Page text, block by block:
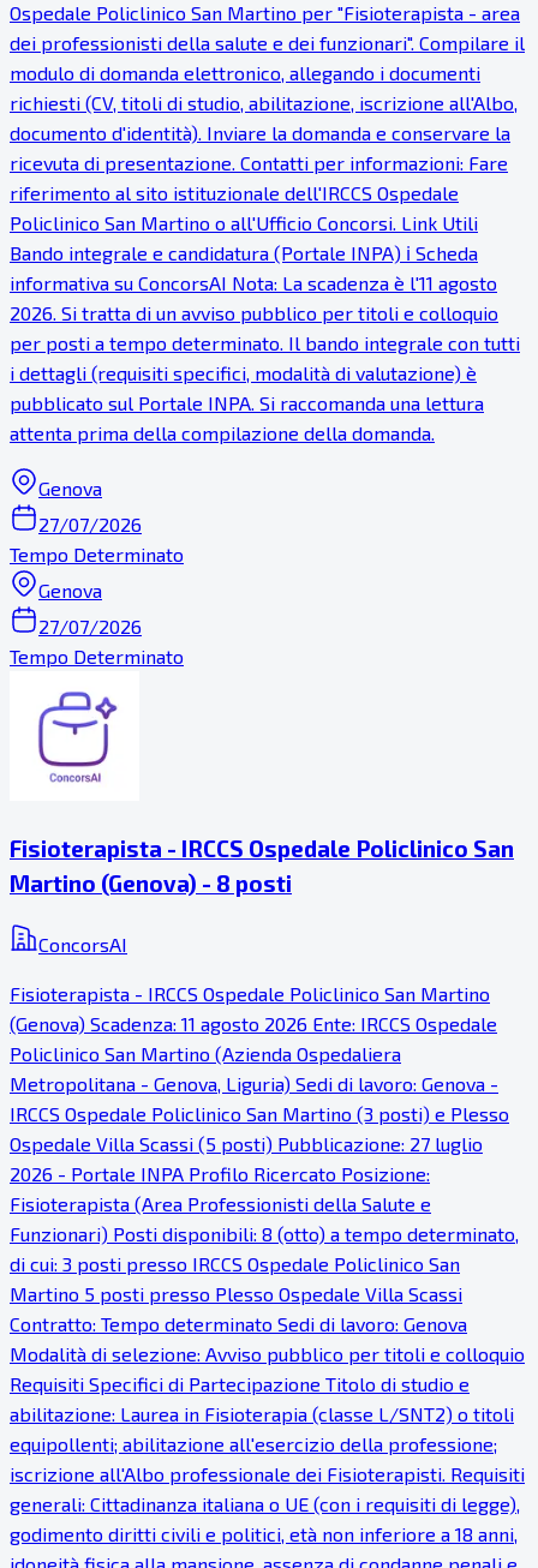
Ospedale Policlinico San Martino per "Fisioterapista - area
dei professionisti della salute e dei funzionari". Compilare il
modulo di domanda elettronico, allegando i documenti
richiesti (CV, titoli di studio, abilitazione, iscrizione all'Albo,
documento d'identità). Inviare la domanda e conservare la
ricevuta di presentazione. Contatti per informazioni: Fare
riferimento al sito istituzionale dell'IRCCS Ospedale
Policlinico San Martino o all'Ufficio Concorsi. Link Utili
Bando integrale e candidatura (Portale INPA) ℹ Scheda
informativa su ConcorsAI Nota: La scadenza è l'11 agosto
2026. Si tratta di un avviso pubblico per titoli e colloquio
per posti a tempo determinato. Il bando integrale con tutti
i dettagli (requisiti specifici, modalità di valutazione) è
pubblicato sul Portale INPA. Si raccomanda una lettura
attenta prima della compilazione della domanda.
Genova
27/07/2026
Tempo Determinato
Genova
27/07/2026
Tempo Determinato
Fisioterapista - IRCCS Ospedale Policlinico San
Martino (Genova) - 8 posti
ConcorsAI
Fisioterapista - IRCCS Ospedale Policlinico San Martino
(Genova) Scadenza: 11 agosto 2026 Ente: IRCCS Ospedale
Policlinico San Martino (Azienda Ospedaliera
Metropolitana - Genova, Liguria) Sedi di lavoro: Genova -
IRCCS Ospedale Policlinico San Martino (3 posti) e Plesso
Ospedale Villa Scassi (5 posti) Pubblicazione: 27 luglio
2026 - Portale INPA Profilo Ricercato Posizione:
Fisioterapista (Area Professionisti della Salute e
Funzionari) Posti disponibili: 8 (otto) a tempo determinato,
di cui: 3 posti presso IRCCS Ospedale Policlinico San
Martino 5 posti presso Plesso Ospedale Villa Scassi
Contratto: Tempo determinato Sedi di lavoro: Genova
Modalità di selezione: Avviso pubblico per titoli e colloquio
Requisiti Specifici di Partecipazione Titolo di studio e
abilitazione: Laurea in Fisioterapia (classe L/SNT2) o titoli
equipollenti; abilitazione all'esercizio della professione;
iscrizione all'Albo professionale dei Fisioterapisti. Requisiti
generali: Cittadinanza italiana o UE (con i requisiti di legge),
godimento diritti civili e politici, età non inferiore a 18 anni,